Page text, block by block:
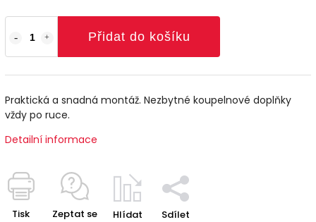
Přidat do košíku
Praktická a snadná montáž. Nezbytné koupelnové doplňky
vždy po ruce.
Detailní informace
Tisk Zeptat se Hlídat Sdílet